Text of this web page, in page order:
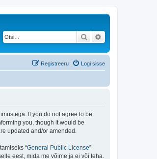
Otsi
Logi sisse
Registreeru
If you do not agree to be
you, though it would be
updated and/or amended.
“General Public License”
eest, mida me võime ja ei või teha.